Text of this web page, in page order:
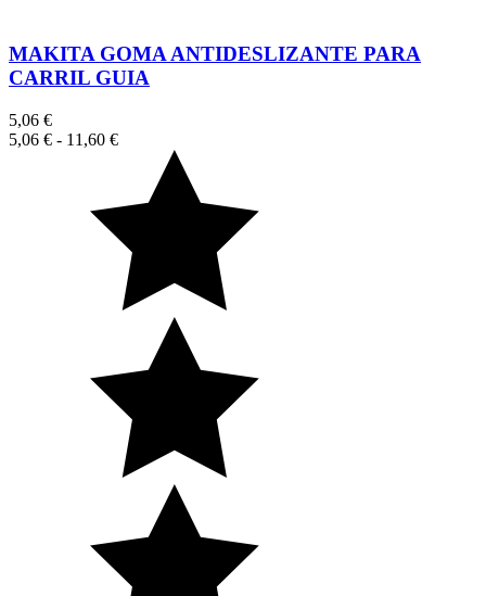
MAKITA GOMA ANTIDESLIZANTE PARA
CARRIL GUIA
5,06 €
5,06 € - 11,60 €